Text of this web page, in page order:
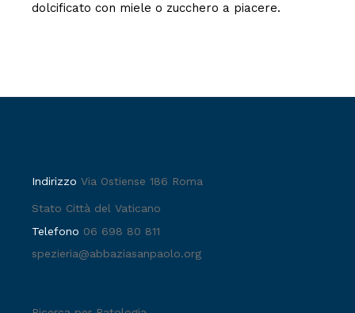
dolcificato con miele o zucchero a piacere.
IndirizzoVia Ostiense 186 Roma
Stato Città del Vaticano
Telefono 06 698 80 811
spezieria@abbaziasanpaolo.org